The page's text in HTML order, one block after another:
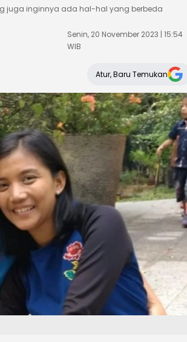
juga inginnya ada hal-hal yang berbeda
Senin, 20 November 2023 | 15:54
WIB
Atur, Baru Temukan